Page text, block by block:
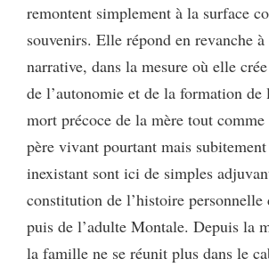
remontent simplement à la surface
souvenirs. Elle répond en revanche à
narrative, dans la mesure où elle
de l’autonomie et de la formation de
mort précoce de la mère tout comme
père vivant pourtant mais subitement
inexistant sont ici de simples
constitution de l’histoire personnelle
puis de l’adulte Montale. Depuis la
la famille ne se réunit plus dans le